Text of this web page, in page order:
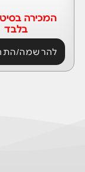
המכירה
בלבד
להרשמה/